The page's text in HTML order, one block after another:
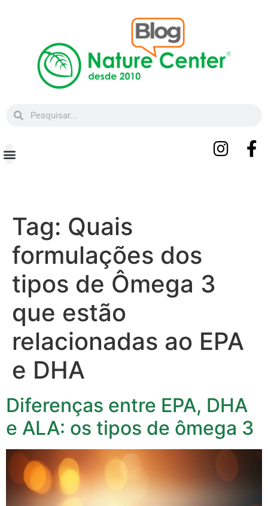
Tag: Quais
formulações dos
tipos de Ômega 3
que estão
relacionadas ao EPA
e DHA
Diferenças entre EPA, DHA
e ALA: os tipos de ômega 3